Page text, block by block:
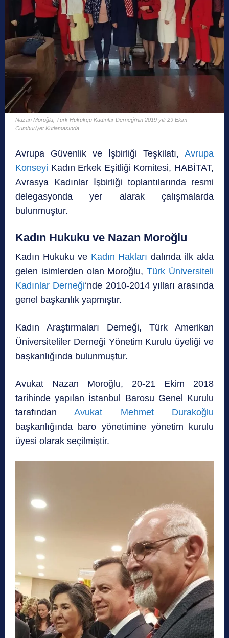
Nazan Moroğlu, Türk Hukukçu Kadınlar Derneği’nin 2019 yılı 29 Ekim
Cumhuriyet Kutlamasında
Avrupa Güvenlik ve İşbirliği Teşkilatı, Avrupa
Konseyi Kadın Erkek Eşitliği Komitesi, HABİTAT,
Avrasya Kadınlar İşbirliği toplantılarında resmi
delegasyonda yer alarak çalışmalarda
bulunmuştur.
Kadın Hukuku ve Nazan Moroğlu
Kadın Hukuku ve Kadın Hakları dalında ilk akla
gelen isimlerden olan Moroğlu,Türk Üniversiteli
Kadınlar Derneği‘nde 2010-2014 yılları arasında
genel başkanlık yapmıştır.
Kadın Araştırmaları Derneği, Türk Amerikan
Üniversiteliler Derneği Yönetim Kurulu üyeliği ve
başkanlığında bulunmuştur.
Avukat Nazan Moroğlu, 20-21 Ekim 2018
tarihinde yapılan İstanbul Barosu Genel Kurulu
tarafındanAvukat Mehmet Durakoğlu
başkanlığında baro yönetimine yönetim kurulu
üyesi olarak seçilmiştir.